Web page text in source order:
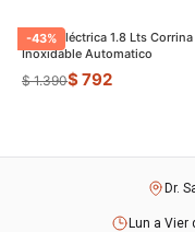
-43%
Jarrra Eléctrica 1.8 Lts
Inoxidable Automatico
$ 1.390$ 792
Dr.
Lun a Vier